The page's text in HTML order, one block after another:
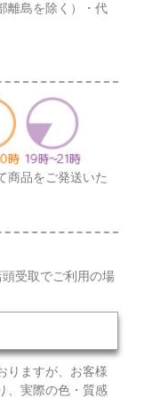
離島を除く）・代
商品をご発送いた
受取でご利用の場
りますが、お客様
、実際の色・質感